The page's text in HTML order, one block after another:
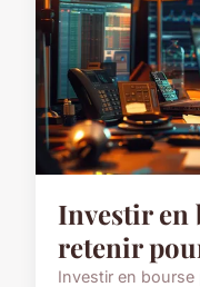
Investir en
retenir
Investir en